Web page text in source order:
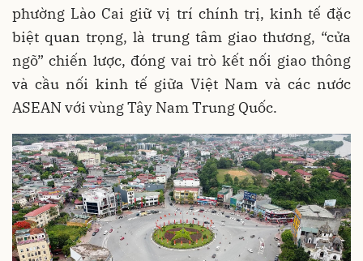
phường Lào Cai giữ vị trí chính trị, kinh tế đặc
biệt quan trọng, là trung tâm giao thương, “cửa
ngõ” chiến lược, đóng vai trò kết nối giao thông
và cầu nối kinh tế giữa Việt Nam và các nước
ASEAN với vùng Tây Nam Trung Quốc.